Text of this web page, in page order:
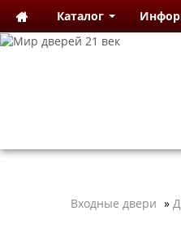
Каталог
Входные двери »